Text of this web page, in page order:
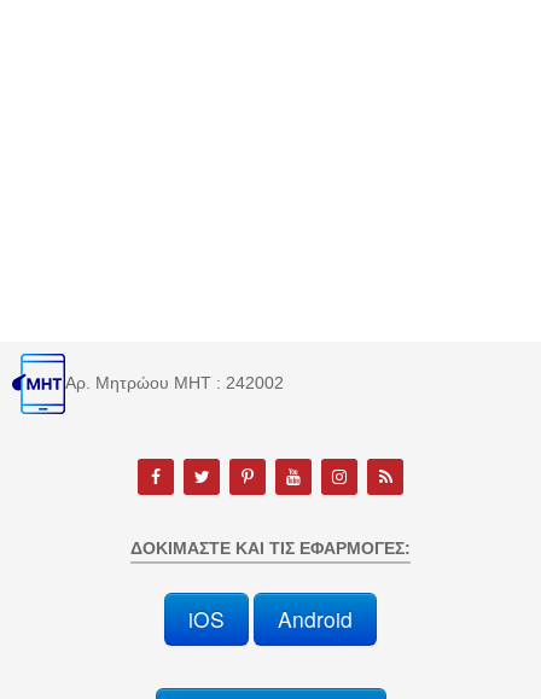
Αρ. Μητρώου MHT : 242002
ΔΟΚΙΜΆΣΤΕ ΚΑΙ ΤΙΣ ΕΦΑΡΜΟΓΈΣ:
iOS Android